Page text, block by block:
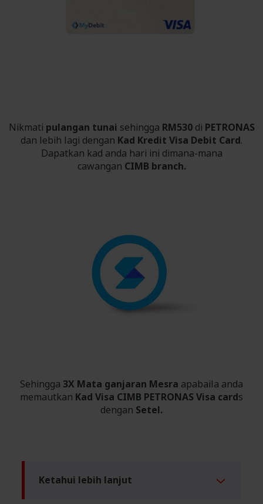
Nikmati pulangan tunai sehingga RM530 di PETRONAS
dan lebih lagi dengan Kad Kredit Visa Debit Card.
Dapatkan kad anda hari ini dimana-mana
cawangan CIMB branch.
Sehingga 3X Mata ganjaran Mesra apabaila anda
memautkan Kad Visa CIMB PETRONAS Visa cards
dengan Setel.
Ketahui lebih lanjut